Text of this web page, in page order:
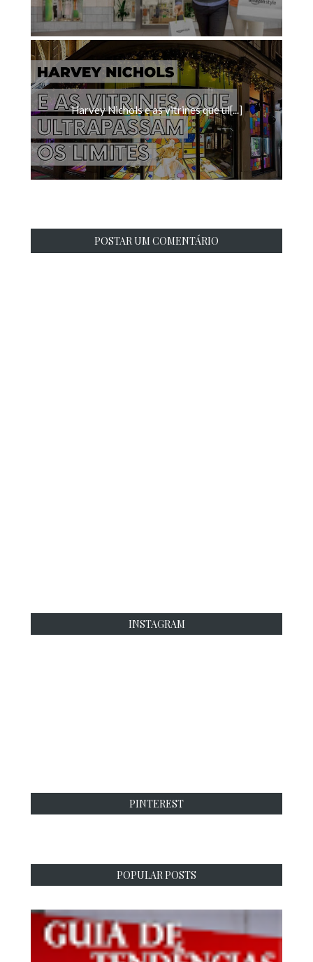
Harvey Nichols e as vitrines que ul[...]
POSTAR UM COMENTÁRIO
INSTAGRAM
PINTEREST
POPULAR POSTS